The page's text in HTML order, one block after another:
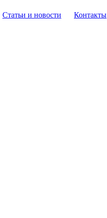
Статьи и новости
Контакты